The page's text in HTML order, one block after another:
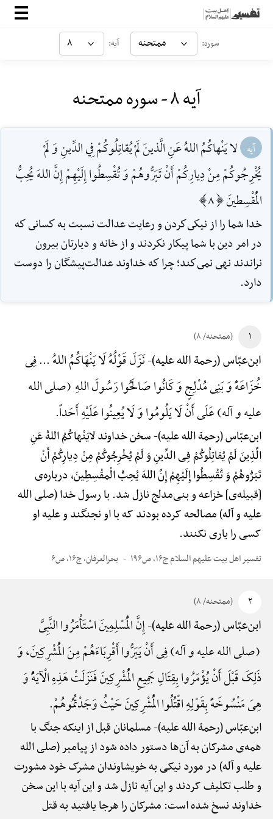
صفحه‌اصلی
ارتباط با ما
سوره: ممتحنه آیه: ۸
آیه ۸ - سوره ممتحنه
آیه لا يَنْهاكُمُ اللهُ عَنِ الَّذينَ لَمْ يُقاتِلُوكُمْ فِي الدِّينِ وَ لَمْ
يُخْرِجُوكُمْ مِنْ دِيارِكُمْ أَنْ تَبَرُّوهُمْ وَ تُقْسِطُوا إِلَيْهِمْ إِنَّ اللهَ يُحِبُّ
الْمُقْسِطينَ [8]
خدا شما را از نيكى‌كردن و رعايت عدالت نسبت به كسانى كه
در امر دين با شما پيكار نكردند و از خانه و ديارتان بيرون
نراندند نهى نمى‌كند؛ چرا كه خداوند عدالت‌پيشگان را دوست
دارد.
۱ (ممتحنه/ ۸)
ابن‌عبّاس (رحمة الله علیه)-نَزَلَ قَوْلُهُ لَا یَنْهَاکُمُ اللهُ ... فِی
خُزَاعَهًَْ وَ بَنِی مُدْلِجٍ وَ کَانُوا صَالَحُوا رَسُولَ اللهِ (صلی الله
علیه و آله) عَلَی أَنْ لَا یَلُومُوا وَ لَا یُعِینُوا عَلَیْهِ أَحَداً.
ابن‌عبّاس (رحمة الله علیه)-سخن خداوند لایَنْهاکُمُ اللهُ عَنِ
الَّذِینَ لَمْ یُقاتِلُوکُمْ فِی الدِّینِ وَ لَمْ یُخْرِجُوکُمْ مِنْ دِیارِکُمْ أَنْ
تَبَرُّوهُمْ وَ تُقْسِطُوا إِلَیْهِمْ إِنَّ اللهَ یُحِبُّ الْمقْسِطِینَ، درباره‌ی
[قبیله‌ی] خزاعه و بنی‌مدلج نازل شد. با رسول خدا (صلی الله
علیه و آله) مصالحه کرده بودند که با او نجنگند و علیه او
کسی را یاری نکنند.
تفسیر اهل بیت علیهم السلام ج۱۶، ص۱۹۶ بحرالعرفان، ج۱۶، ص۶
۲ (ممتحنه/ ۸)
ابن‌عبّاس (رحمة الله علیه)-إِنَّ الْمُسْلِمِینَ اسْتَأْمَرُوا النَّبِیَّ
(صلی الله علیه و آله) فِی أَنْ یَبَرُّوا أَقْرِبَاءَهُمْ مِنَ الْمُشْرِکِینَ، وَ
ذَلِکَ قَبْلَ أَنْ یُؤْمَرُوا بِقِتَالِ جَمِیعِ الْمُشْرِکِینَ فَنَزَلَتْ هَذِهِ الْآیَهًُْ وَ
هِیَ مَنْسُوخَهًْ بِقَوْلِهِ اقْتُلُوا الْمُشْرِکِینَ حَیْثُ وَجَدْتُمُوهُمْ.
ابن‌عبّاس (رحمة الله علیه)-مسلمانان قبل از اینکه جنگ با
همه‌ی مشرکان به آن‌ها دستور داده شود از پیامبر (صلی الله
علیه و آله) در مورد نیکی به خویشاوندان مشرک خود مشورت
و طلب تکلیف کردند و این آیه نازل شد و این آیه با این سخن
خداوند نسخ شده است: مشرکان را هرجا یافتید به قتل